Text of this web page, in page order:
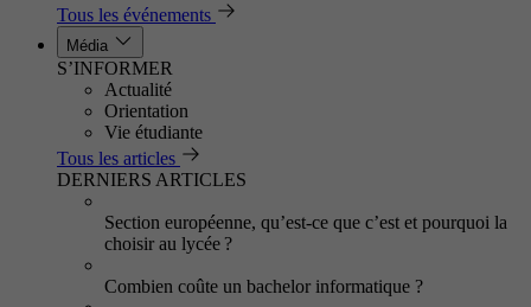
Tous les événements
Média
S’INFORMER
Actualité
Orientation
Vie étudiante
Tous les articles
DERNIERS ARTICLES
Section européenne, qu’est-ce que c’est et pourquoi la
choisir au lycée ?
Combien coûte un bachelor informatique ?